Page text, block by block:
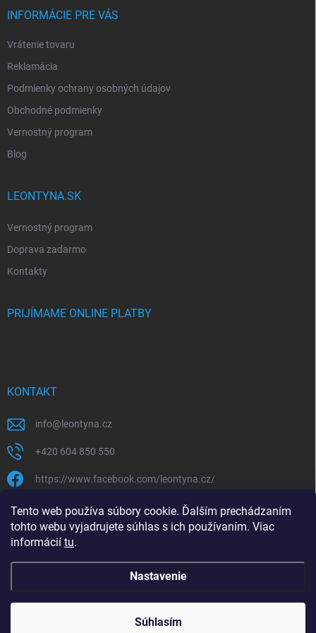
Tento web používa súbory cookie. Ďalším prechádzaním
tohto webu vyjadrujete súhlas s ich používaním. Viac
informácií tu.
Nastavenie
Súhlasím
INFORMÁCIE PRE VÁS
Vrátenie tovaru
Reklamácia
Podmienky ochrany osobných údajov
Obchodné podmienky
Vernostný program
Blog
LEONTYNA.SK
Vernostný program
Doprava zadarmo
Kontakty
PRIJÍMAME ONLINE PLATBY
KONTAKT
info@ leontyna.cz
+420 604 850 550
https://www.facebook.com/leontyna.cz/
leontyna.cz
@leontyna.cz
Leontyna.sk . Všetky práva vyhradené.